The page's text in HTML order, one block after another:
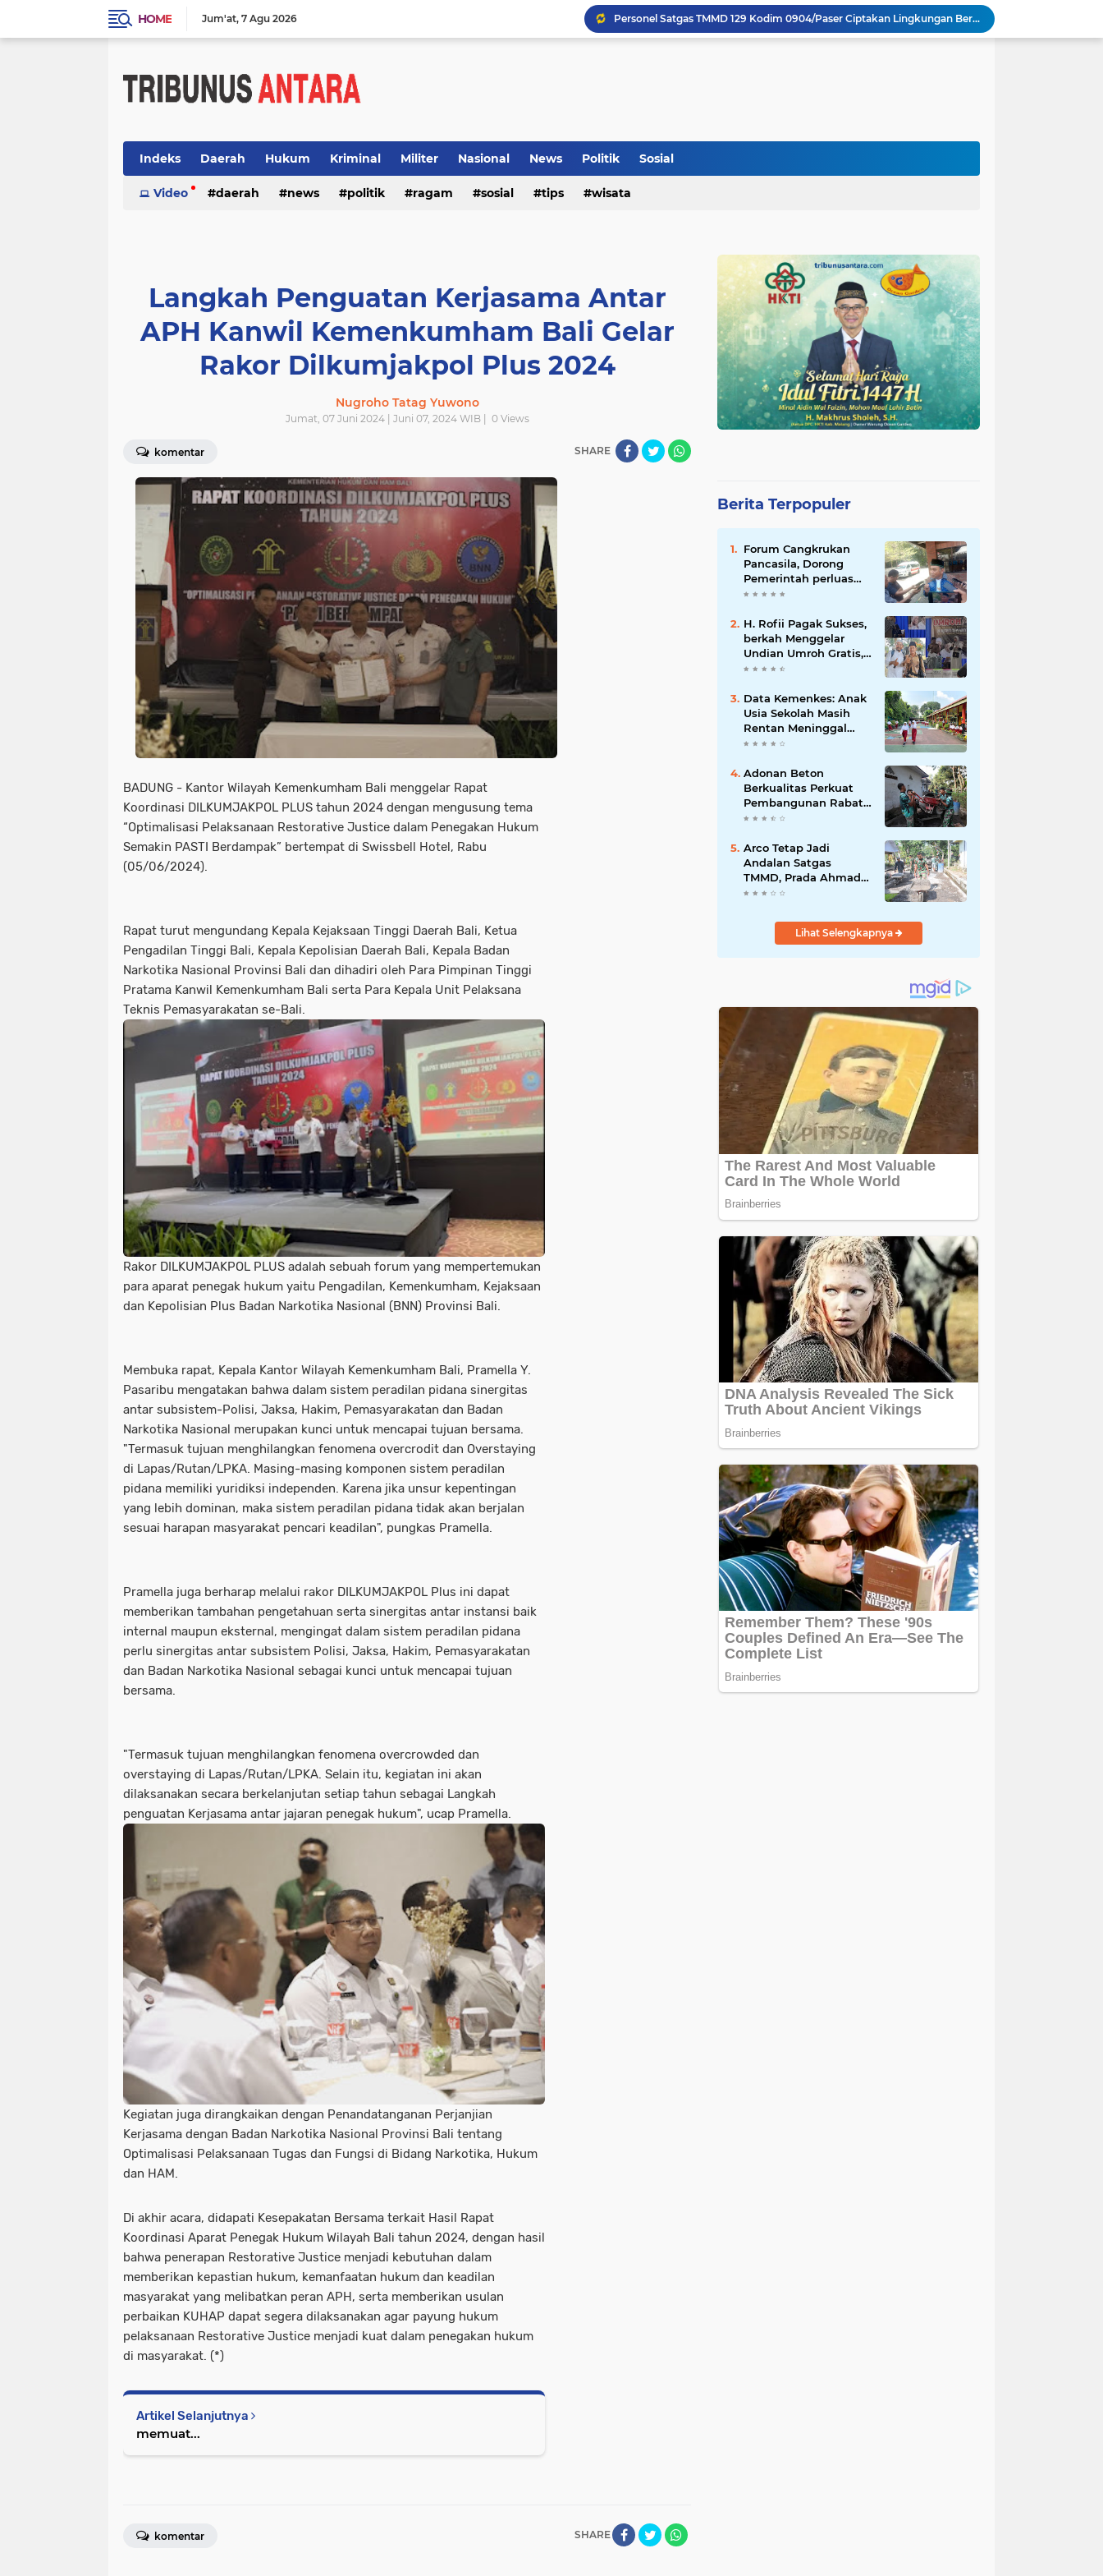
HOME Jum'at 7 Agu 2026
Personel Satgas TMMD 129 Kodim 0904/Paser Ciptakan Lingkungan Bersih
Indeks Daerah Hukum Kriminal Militer Nasional News Politik Sosial
Video daerah news politik ragam sosial tips wisata
Langkah Penguatan Kerjasama Antar
APH Kanwil Kemenkumham Bali Gelar
Rakor Dilkumjakpol Plus 2024
Nugroho Tatag Yuwono
Jumat, 07 Juni 2024 | Juni 07, 2024 WIB | 0Views
komentar SHARE
BADUNG - Kantor Wilayah Kemenkumham Bali menggelar Rapat
Koordinasi DILKUMJAKPOL PLUS tahun 2024 dengan mengusung tema
“Optimalisasi Pelaksanaan Restorative Justice dalam Penegakan Hukum
Semakin PASTI Berdampak” bertempat di Swissbell Hotel, Rabu
(05/06/2024).
Rapat turut mengundang Kepala Kejaksaan Tinggi Daerah Bali, Ketua
Pengadilan Tinggi Bali, Kepala Kepolisian Daerah Bali, Kepala Badan
Narkotika Nasional Provinsi Bali dan dihadiri oleh Para Pimpinan Tinggi
Pratama Kanwil Kemenkumham Bali serta Para Kepala Unit Pelaksana
Teknis Pemasyarakatan se-Bali.
Rakor DILKUMJAKPOL PLUS adalah sebuah forum yang mempertemukan
para aparat penegak hukum yaitu Pengadilan, Kemenkumham, Kejaksaan
dan Kepolisian Plus Badan Narkotika Nasional (BNN) Provinsi Bali.
Membuka rapat, Kepala Kantor Wilayah Kemenkumham Bali, Pramella Y.
Pasaribu mengatakan bahwa dalam sistem peradilan pidana sinergitas
antar subsistem-Polisi, Jaksa, Hakim, Pemasyarakatan dan Badan
Narkotika Nasional merupakan kunci untuk mencapai tujuan bersama.
"Termasuk tujuan menghilangkan fenomena overcrodit dan Overstaying
di Lapas/Rutan/LPKA. Masing-masing komponen sistem peradilan
pidana memiliki yuridiksi independen. Karena jika unsur kepentingan
yang lebih dominan, maka sistem peradilan pidana tidak akan berjalan
sesuai harapan masyarakat pencari keadilan", pungkas Pramella.
Pramella juga berharap melalui rakor DILKUMJAKPOL Plus ini dapat
memberikan tambahan pengetahuan serta sinergitas antar instansi baik
internal maupun eksternal, mengingat dalam sistem peradilan pidana
perlu sinergitas antar subsistem Polisi, Jaksa, Hakim, Pemasyarakatan
dan Badan Narkotika Nasional sebagai kunci untuk mencapai tujuan
bersama.
"Termasuk tujuan menghilangkan fenomena overcrowded dan
overstaying di Lapas/Rutan/LPKA. Selain itu, kegiatan ini akan
dilaksanakan secara berkelanjutan setiap tahun sebagai Langkah
penguatan Kerjasama antar jajaran penegak hukum", ucap Pramella.
Kegiatan juga dirangkaikan dengan Penandatanganan Perjanjian
Kerjasama dengan Badan Narkotika Nasional Provinsi Bali tentang
Optimalisasi Pelaksanaan Tugas dan Fungsi di Bidang Narkotika, Hukum
dan HAM.
Di akhir acara, didapati Kesepakatan Bersama terkait Hasil Rapat
Koordinasi Aparat Penegak Hukum Wilayah Bali tahun 2024, dengan hasil
bahwa penerapan Restorative Justice menjadi kebutuhan dalam
memberikan kepastian hukum, kemanfaatan hukum dan keadilan
masyarakat yang melibatkan peran APH, serta memberikan usulan
perbaikan KUHAP dapat segera dilaksanakan agar payung hukum
pelaksanaan Restorative Justice menjadi kuat dalam penegakan hukum
di masyarakat. (*)
Artikel Selanjutnya
memuat...
SHARE
komentar
Berita Terpopuler
Forum Cangkrukan
Pancasila, Dorong
Pemerintah perluas
intensif Perpajakan
UMKM.
H. Rofii Pagak Sukses,
berkah Menggelar
Undian Umroh Gratis,
Wujud Kepedulian
Data Kemenkes: Anak
Usia Sekolah Masih
Rentan Meninggal
Akibat DBD
Adonan Beton
Berkualitas Perkuat
Pembangunan Rabat
Jalan TMMD ke-129 di
Arco Tetap Jadi
Andalan Satgas
TMMD, Prada Ahmad
Afandi Percepat
Pengecoran
Lihat Selengkapnya